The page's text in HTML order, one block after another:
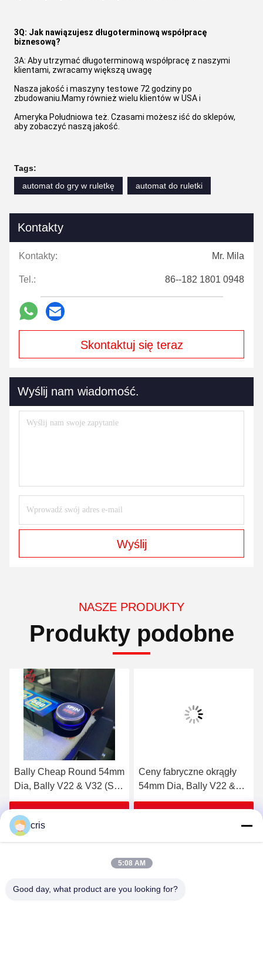
3Q: Jak nawiązujesz długoterminową współpracę
biznesową?
3A: Aby utrzymać długoterminową współpracę z naszymi
klientami, zwracamy większą uwagę
Nasza jakość i maszyny testowe 72 godziny po
zbudowaniu.Mamy również wielu klientów w USA i
Ameryka Południowa też. Czasami możesz iść do sklepów,
aby zobaczyć naszą jakość.
Tags:
automat do gry w ruletkę
automat do ruletki
Kontakty
Kontakty: Mr. Mila
Tel.: 86--182 1801 0948
Skontaktuj się teraz
Wyślij nam wiadomość.
Wyślij
NASZE PRODUKTY
Produkty podobne
Bally Cheap Round 54mm
Dia, Bally V22 & V32 (SP-
RND-Bally) Bally Button
Na sprzedaż
Uzyskaj najlepszą cenę
Ceny fabryczne okrągły
54mm Dia, Bally V22 &
V32 (SP-RND-Bally) Bally
cris
5:08 AM
Good day, what product are you looking for?